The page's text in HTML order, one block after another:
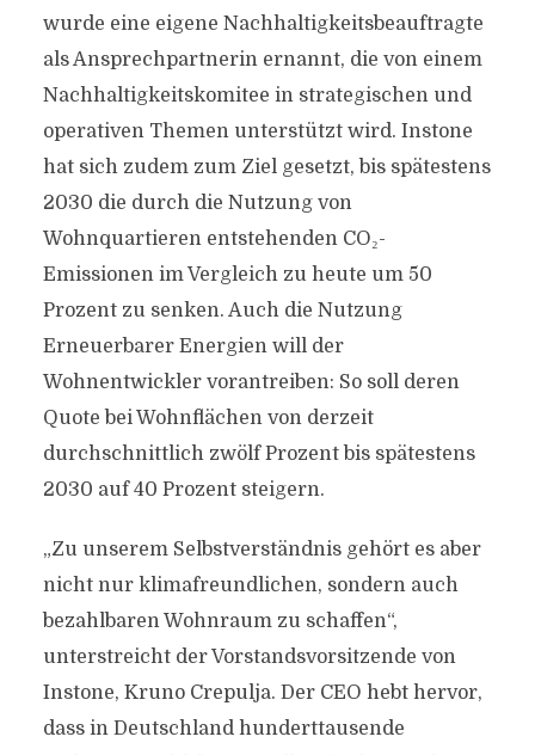
wurde eine eigene Nachhaltigkeitsbeauftragte
als Ansprechpartnerin ernannt, die von einem
Nachhaltigkeitskomitee in strategischen und
operativen Themen unterstützt wird. Instone
hat sich zudem zum Ziel gesetzt, bis spätestens
2030 die durch die Nutzung von
Wohnquartieren entstehenden CO₂-
Emissionen im Vergleich zu heute um 50
Prozent zu senken. Auch die Nutzung
Erneuerbarer Energien will der
Wohnentwickler vorantreiben: So soll deren
Quote bei Wohnflächen von derzeit
durchschnittlich zwölf Prozent bis spätestens
2030 auf 40 Prozent steigern.
„Zu unserem Selbstverständnis gehört es aber
nicht nur klimafreundlichen, sondern auch
bezahlbaren Wohnraum zu schaffen“,
unterstreicht der Vorstandsvorsitzende von
Instone, Kruno Crepulja. Der CEO hebt hervor,
dass in Deutschland hunderttausende